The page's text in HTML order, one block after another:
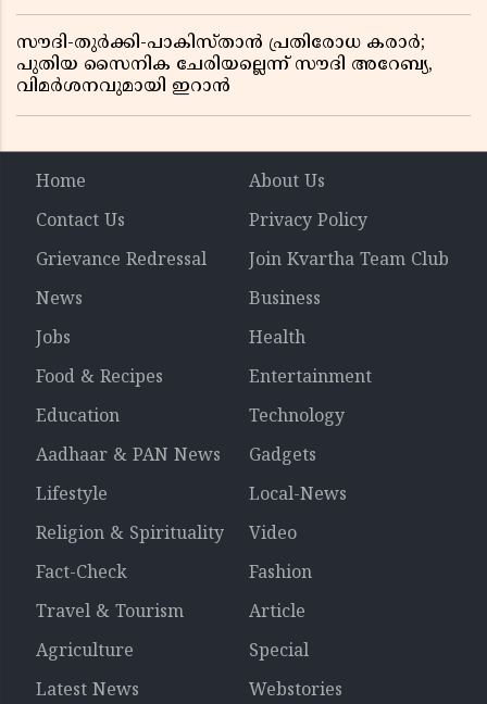
സൗദി-തുർക്കി-പാകിസ്താൻ പ്രതിരോധ കരാർ;
പുതിയ സൈനിക ചേരിയല്ലെന്ന് സൗദി അറേബ്യ,
വിമർശനവുമായി ഇറാൻ
Home
About Us
Contact Us
Privacy Policy
Grievance Redressal
Join Kvartha Team Club
News
Business
Jobs
Health
Food & Recipes
Entertainment
Education
Technology
Aadhaar & PAN News
Gadgets
Lifestyle
Local-News
Religion & Spirituality
Video
Fact-Check
Fashion
Travel & Tourism
Article
Agriculture
Special
Latest News
Webstories